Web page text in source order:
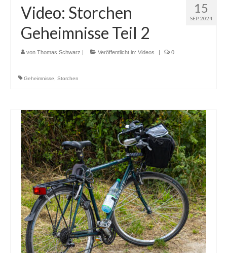
15
SEP. 2024
Video: Storchen
Geheimnisse Teil 2
von Thomas Schwarz | Veröffentlicht in: Videos | 0
Geheimnisse Storchen